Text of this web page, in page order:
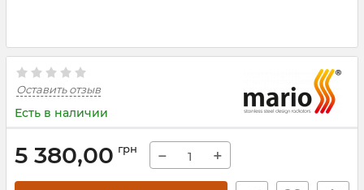
Оставить отзыв
Есть в наличии
5 380,00 грн − +